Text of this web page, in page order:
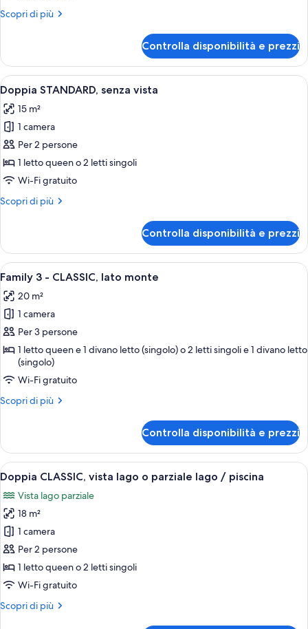
Scopri di più
Altri
Suite,
vista
lago
Controlla disponibilità e prezzi
Apri
tutte
le
foto
per
Doppia
STANDARD,
vista
Doppia STANDARD, senza vista |
4
Doppia STANDARD, senza vista
15 m²
1 camera
Per 2 persone
1 letto queen o 2 letti singoli
Wi-Fi gratuito
Scopri di più
Altri
STANDARD,
senza
vista
Controlla disponibilità e prezzi
Apri
tutte
le
foto
per
Family
-
CLASSIC,
Una camera d'albergo con due letti,
6
Family 3 - CLASSIC, lato monte
20 m²
1 camera
Per 3 persone
1 letto queen e 1 divano letto (singolo) o 2 letti singoli e 1 divano letto
(singolo)
Wi-Fi gratuito
Scopri di più
Altri
3
CLASSIC,
monte
Controlla disponibilità e prezzi
Apri
tutte
le
foto
per
Doppia
CLASSIC,
vista
o
Una camera d'hotel con un letto,
4
Doppia CLASSIC, vista lago o parziale lago / piscina
Vista lago parziale
18 m²
1 camera
Per 2 persone
1 letto queen o 2 letti singoli
Wi-Fi gratuito
Scopri di più
Altri